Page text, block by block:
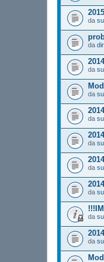
da
da
da
da
da
da
da
da
da
da